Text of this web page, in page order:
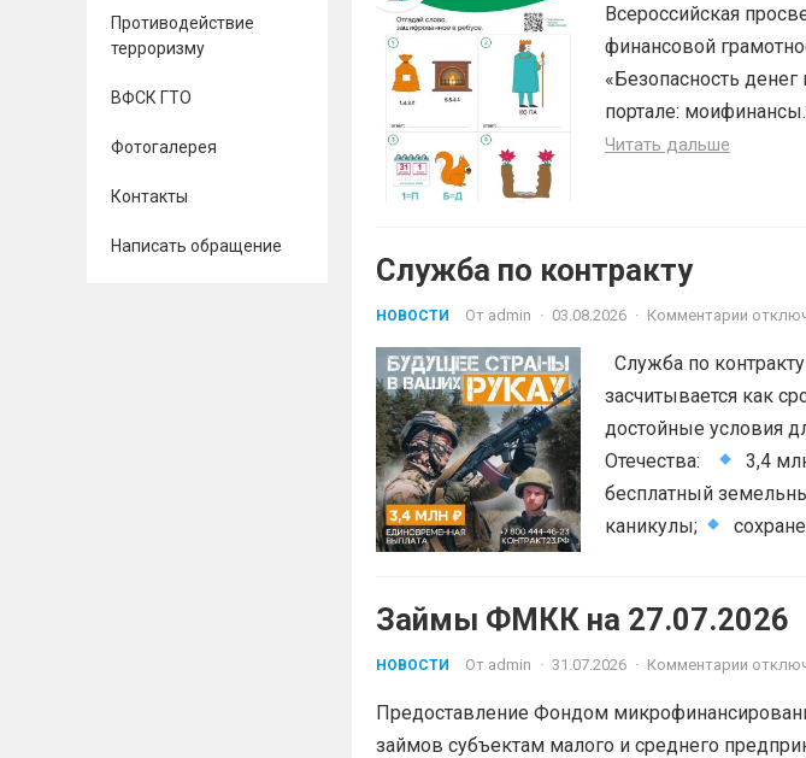
Противодействие
терроризму
ВФСК ГТО
Фотогалерея
Контакты
Написать обращение
Всероссийская
финансовой
«Безопасность
портале:
Читать дальше
Служба по контракту
НОВОСТИ От admin · 03.08.2026 · Комментарии
Служба по
засчитывается как
достойные условия
Отечества:
3,4
бесплатный
каникулы;
Займы ФМКК на 27.07.2026
НОВОСТИ От admin · 31.07.2026 · Комментарии
Предоставление Фондом
займов субъектам малого и среднего